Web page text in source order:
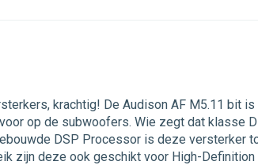
krachtig! De Audison AF M5.11 bit
op de subwoofers. Wie zegt dat klasse
DSP Processor is deze versterker
zijn deze ook geschikt voor High-Definition